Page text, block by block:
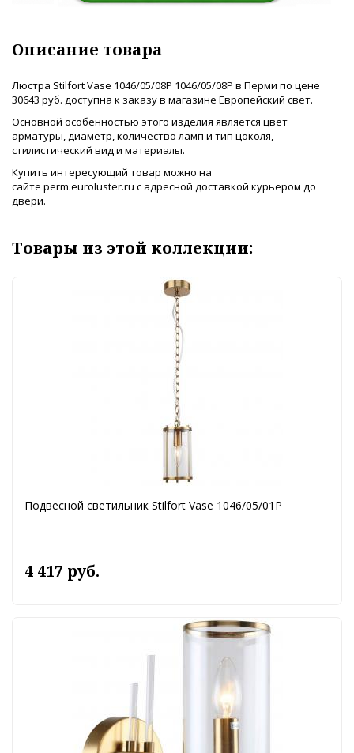
Описание товара
Люстра Stilfort Vase 1046/05/08P 1046/05/08P в Перми по цене
30643 руб. доступна к заказу в магазине Европейский свет.
Основной особенностью этого изделия является цвет
арматуры, диаметр, количество ламп и тип цоколя,
стилистический вид и материалы.
Купить интересующий товар можно на
сайте perm.euroluster.ru с адресной доставкой курьером до
двери.
Товары из этой коллекции:
Подвесной светильник Stilfort Vase 1046/05/01P
4 417 руб.